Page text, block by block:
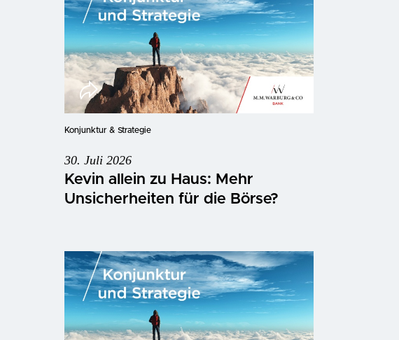
Konjunktur & Strategie
30. Juli 2026
Kevin allein zu Haus: Mehr
Unsicherheiten für die Börse?